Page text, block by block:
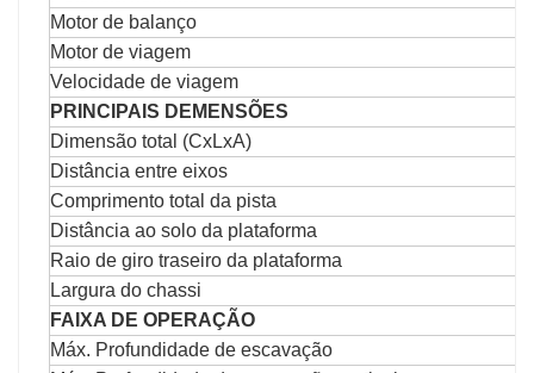
Motor de balanço
Motor de viagem
Velocidade de viagem
PRINCIPAIS DEMENSÕES
Dimensão total (CxLxA)
Distância entre eixos
Comprimento total da pista
Distância ao solo da plataforma
Raio de giro traseiro da plataforma
Largura do chassi
FAIXA DE OPERAÇÃO
Máx. Profundidade de escavação